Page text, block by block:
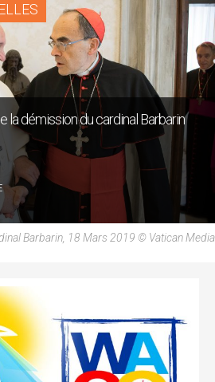
la démission du cardinal Barbarin
Barbarin, 18 Mars 2019 © Vatican Media